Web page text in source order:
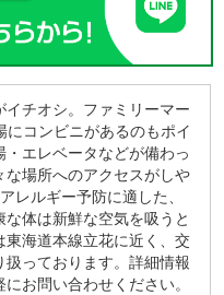
イチオシ。ファミリーマー
にコンビニがあるのもポイ
エレベータなどが備わっ
場所へのアクセスがしや
レルギー予防に適した、
体は新鮮な空気を吸うと
海道本線立花に近く、交
っております。詳細情報
お問い合わせください。